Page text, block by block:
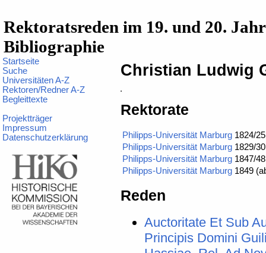
Rektoratsreden im 19. und 20.
Bibliographie
Startseite
Suche
Universitäten A-Z
Rektoren/Redner A-Z
Begleittexte
Projektträger
Impressum
Datenschutzerklärung
Christian Ludwig
Rektorate
Philipps-Universität Marburg 1824/25
Philipps-Universität Marburg 1829/30
Philipps-Universität Marburg 1847/48
Philipps-Universität Marburg 1849
Reden
Auctoritate Et Sub
Principis Domini